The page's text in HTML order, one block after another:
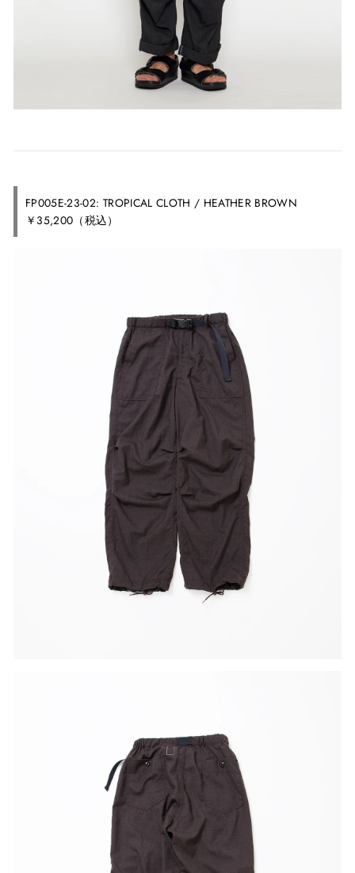
FP005E-23-02: TROPICAL CLOTH / HEATHER BROWN
￥35,200（税込）